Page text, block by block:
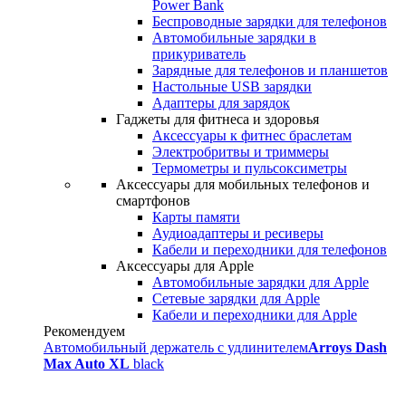
Power Bank
Беспроводные зарядки для телефонов
Автомобильные зарядки в
прикуриватель
Зарядные для телефонов и планшетов
Настольные USB зарядки
Адаптеры для зарядок
Гаджеты для фитнеса и здоровья
Аксессуары к фитнес браслетам
Электробритвы и триммеры
Термометры и пульсоксиметры
Аксессуары для мобильных телефонов и
смартфонов
Карты памяти
Аудиоадаптеры и ресиверы
Кабели и переходники для телефонов
Аксессуары для Apple
Автомобильные зарядки для Apple
Сетевые зарядки для Apple
Кабели и переходники для Apple
Рекомендуем
Автомобильный держатель с удлинителемArroys Dash
Max Auto XL black